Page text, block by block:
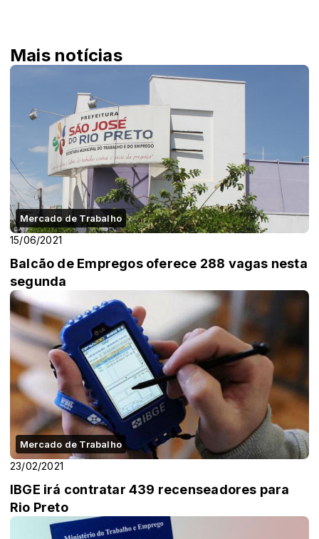
Mais notícias
Mercado de Trabalho
15/06/2021
Balcão de Empregos oferece 288 vagas nesta
segunda
Mercado de Trabalho
23/02/2021
IBGE irá contratar 439 recenseadores para
Rio Preto